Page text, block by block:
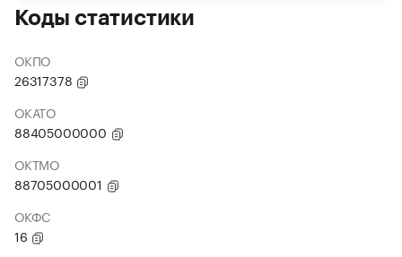
Коды статистики
ОКПО
26317378
ОКАТО
88405000000
ОКТМО
88705000001
ОКФС
16